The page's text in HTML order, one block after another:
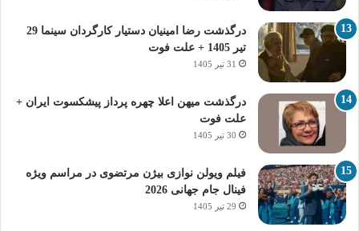
درگذشت رضا امینیان دستیار کارگردان سینما 29
تیر 1405 + علت فوت
31 تیر 1405
درگذشت میهن اعلا چهره پرداز پیشکسوت ایران +
علت فوت
30 تیر 1405
فیلم ویولن نوازی بیژن مرتضوی در مراسم ویژه
فینال جام جهانی 2026
29 تیر 1405